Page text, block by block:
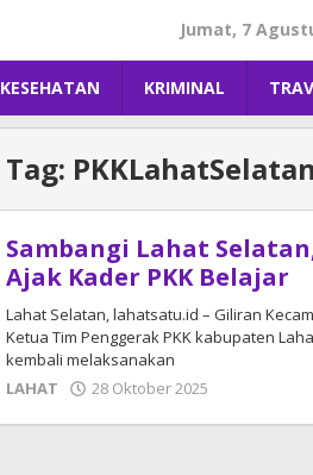
Jumat, 7
KESEHATAN KRIMINAL
Tag: PKKLahatSelatan
Sambangi Lahat
Ajak Kader PKK Belajar
Lahat Selatan, lahatsatu.id – Giliran
Ketua Tim Penggerak PKK kabupaten
kembali melaksanakan
LAHAT
28 Oktober 2025